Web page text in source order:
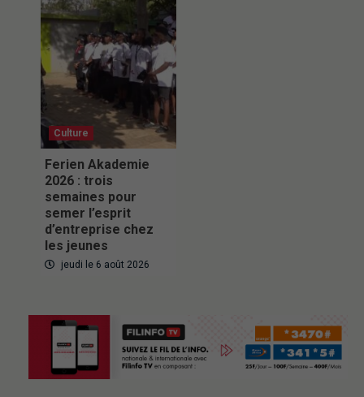
Culture
Ferien Akademie
2026 : trois
semaines pour
semer l’esprit
d’entreprise chez
les jeunes
jeudi le 6 août 2026